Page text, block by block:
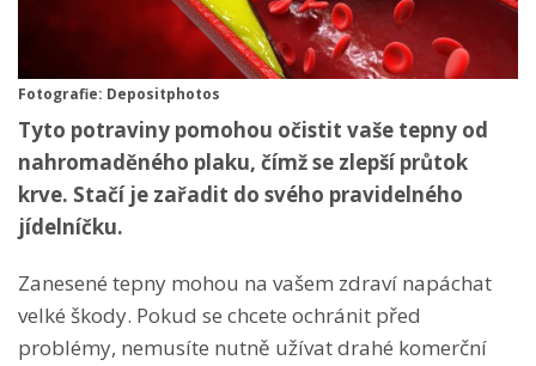
Fotografie: Depositphotos
Tyto potraviny pomohou očistit vaše tepny od
nahromaděného plaku, čímž se zlepší průtok
krve. Stačí je zařadit do svého pravidelného
jídelníčku.
Zanesené tepny mohou na vašem zdraví napáchat
velké škody. Pokud se chcete ochránit před
problémy, nemusíte nutně užívat drahé komerční